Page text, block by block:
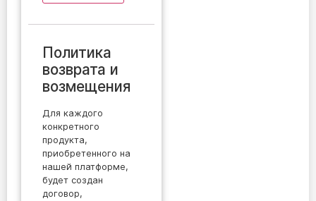
Политика
возврата и
возмещения
Для каждого
конкретного
продукта,
приобретенного на
нашей платформе,
будет создан
договор,